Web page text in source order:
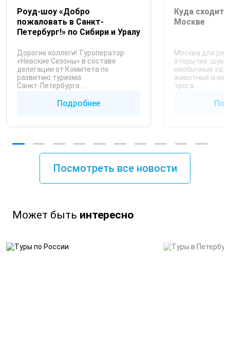
Роуд-шоу «Добро
пожаловать в Санкт-
Петербург!» по Сибири и Уралу
Дорогие коллеги! Туроператор
«Невские Сезоны» в составе
делегации от Комитета по
развитию туризма
Санкт‑Петербурга ...
Подробнее
Куда
Москве
Москва для
открытие: шум,
необычные
животные и
трога...
Посмотреть все новости
Может быть интересно